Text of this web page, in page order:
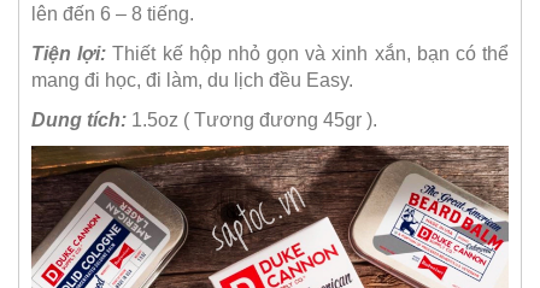
lên đến 6 – 8 tiếng.
Tiện lợi: Thiết kế hộp nhỏ gọn và xinh xắn, bạn có thể
mang đi học, đi làm, du lịch đều Easy.
Dung tích: 1.5oz ( Tương đương 45gr ).